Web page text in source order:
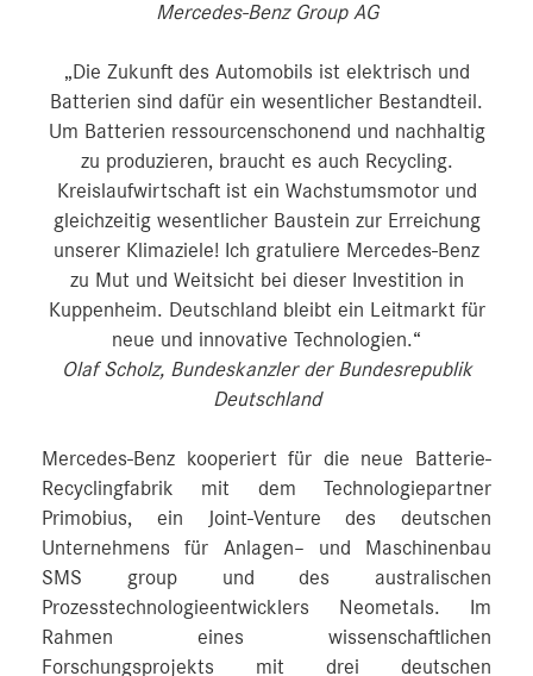
Mercedes-Benz Group AG
„Die Zukunft des Automobils ist elektrisch und
Batterien sind dafür ein wesentlicher Bestandteil.
Um Batterien ressourcenschonend und nachhaltig
zu produzieren, braucht es auch Recycling.
Kreislaufwirtschaft ist ein Wachstumsmotor und
gleichzeitig wesentlicher Baustein zur Erreichung
unserer Klimaziele! Ich gratuliere Mercedes-Benz
zu Mut und Weitsicht bei dieser Investition in
Kuppenheim. Deutschland bleibt ein Leitmarkt für
neue und innovative Technologien.“
Olaf Scholz, Bundeskanzler der Bundesrepublik
Deutschland
Mercedes-Benz kooperiert für die neue Batterie-
Recyclingfabrik mit dem Technologiepartner
Primobius, ein Joint-Venture des deutschen
Unternehmens für Anlagen– und Maschinenbau
SMS group und des australischen
Prozesstechnologieentwicklers Neometals. Im
Rahmen eines wissenschaftlichen
Forschungsprojekts mit drei deutschen